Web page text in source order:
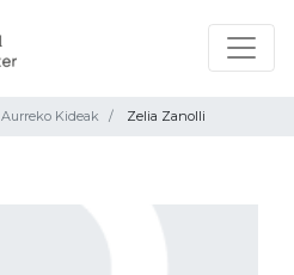
Aurreko Kideak Zelia Zanolli